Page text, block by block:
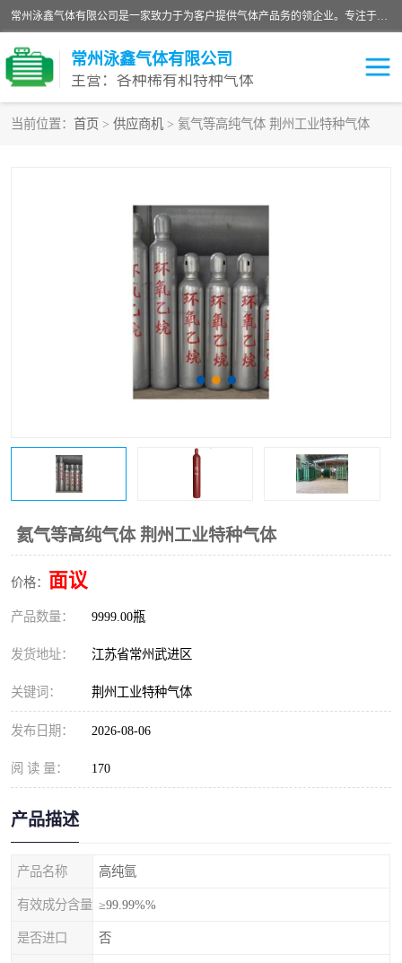
常州泳鑫气体有限公司是一家致力于为客户提供气体产品务的领企业。专注于环氧乙烷剂、环氧乙烷、高纯气体以及稀有和特种气体的研发、生产、销售和配送，产品广泛应用于医疗、电子、科研、化工、食品等多个领域。主要产品有：环氧乙烷灭菌剂，环氧乙烷，高纯氩，氮，氪，氙，氖，氘，笑，氦，氢，氧等各种稀有和特种气体。
常州泳鑫气体有限公司
主营：各种稀有和特种气体
当前位置： 首页 > 供应商机 > 氦气等高纯气体 荆州工业特种气体
氦气等高纯气体 荆州工业特种气体
价格： 面议
产品数量： 9999.00瓶
发货地址： 江苏省常州武进区
关键词： 荆州工业特种气体
发布日期： 2026-08-06
阅 读 量： 170
产品描述
产品名称 高纯氩
有效成分含量 ≥99.99%%
是否进口 否